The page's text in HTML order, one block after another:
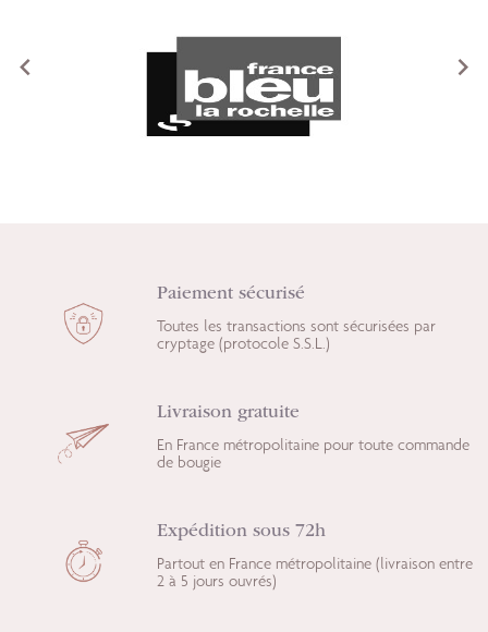
< >
Paiement sécurisé
Toutes les transactions sont sécurisées par
cryptage (protocole S.S.L.)
Livraison gratuite
En France métropolitaine pour toute commande
de bougie
Expédition sous 72h
Partout en France métropolitaine (livraison entre
2 à 5 jours ouvrés)